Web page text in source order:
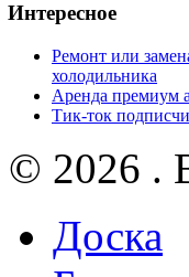
Интересное
Ремонт или
холодильника
Аренда премиум
Тик-ток
© 2026 .
Доска